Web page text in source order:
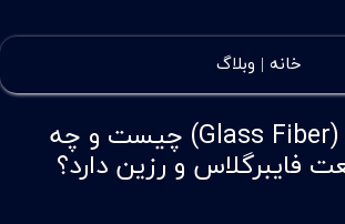
خانه | وبلاگ
الیاف شیشه (Glass Fiber) چیست و چه
فایبرگلاس و رزین دارد؟